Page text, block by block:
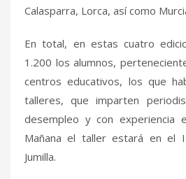
Calasparra, Lorca, así como
En total, en estas cuatro
1.200 los alumnos,
centros educativos, los que
talleres, que imparten
desempleo y con experiencia
Mañana el taller estará en el
Jumilla.